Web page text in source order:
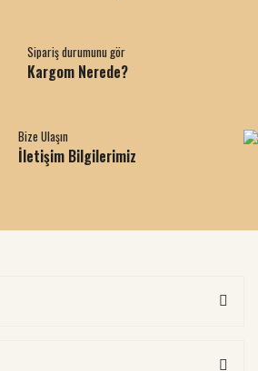
Sipariş durumunu gör
Kargom Nerede?
Bize Ulaşın
İletişim Bilgilerimiz